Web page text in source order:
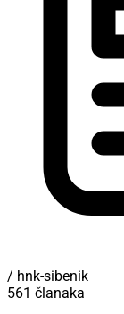
/ hnk-sibenik
561 članaka